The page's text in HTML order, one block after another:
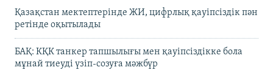
Қазақстан мектептерінде ЖИ, цифрлық қауіпсіздік пән
ретінде оқытылады
БАҚ: КҚК танкер тапшылығы мен қауіпсіздікке бола
мұнай тиеуді үзіп-созуға мәжбүр